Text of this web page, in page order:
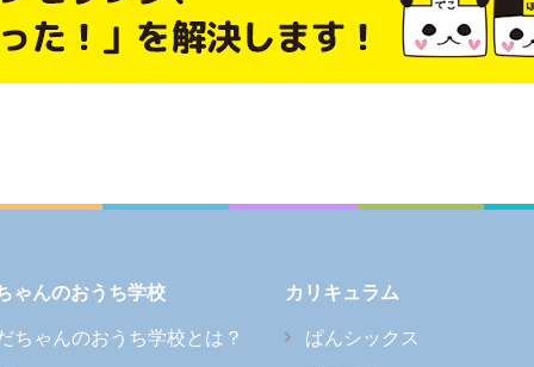
ゃんのおうち学校
ちゃんのおうち学校とは？
カリキュラム
ぱんシックス